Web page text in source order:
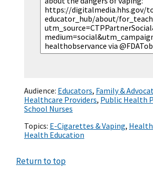
Audience: Educators, Family &
Healthcare Providers, Public Health
School Nurses
Topics: E-Cigarettes & Vaping,
Health Education
Return to top